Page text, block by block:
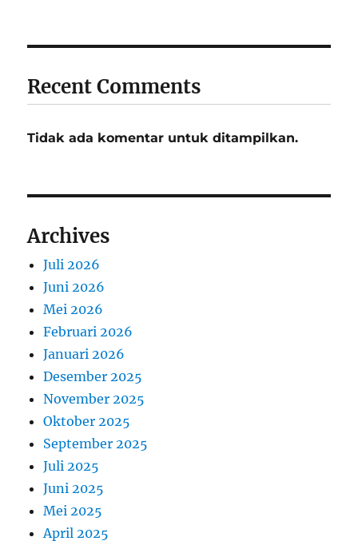
Recent Comments
Tidak ada komentar untuk ditampilkan.
Archives
Juli 2026
Juni 2026
Mei 2026
Februari 2026
Januari 2026
Desember 2025
November 2025
Oktober 2025
September 2025
Juli 2025
Juni 2025
Mei 2025
April 2025